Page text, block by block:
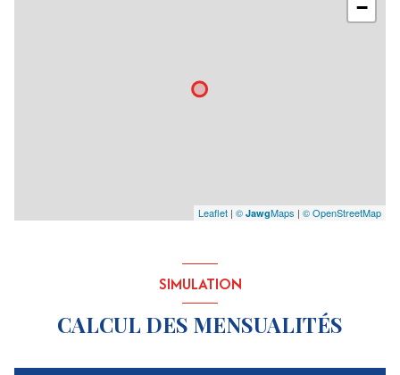
−
Leaflet | © JawgMaps | © OpenStreetMap
SIMULATION
CALCUL DES MENSUALITÉS